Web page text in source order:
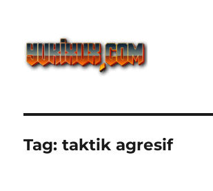
Paling Seru dengan
Tag:taktik agresif